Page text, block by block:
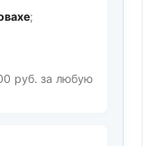
;
руб. за любую